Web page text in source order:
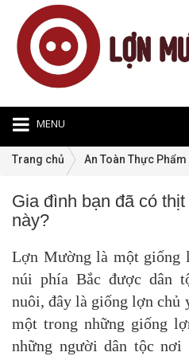
MENU
Trang chủ An Toàn Thực Phẩm
Gia đình bạn đã có
này?
Lợn Mường là một giống
núi phía Bắc được dân
nuôi, đây là giống lợn chủ
một trong những giống
những người dân tộc nơi